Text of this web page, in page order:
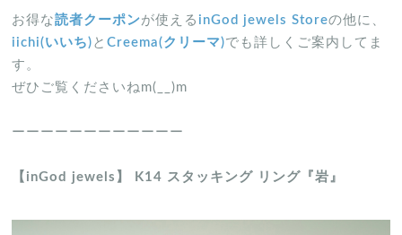
お得な読者クーポンが使える inGod jewels Storeの他に、
iichi(いいち) とCreema(クリーマ)でも詳しくご案内してま
す。
ぜひご覧くださいねm(__)m
ーーーーーーーーーーーー
【inGod jewels】 K14 スタッキング リング『岩』